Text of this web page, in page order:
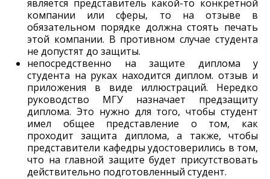
является представитель какой-то конкретной
компании или сферы, то на отзыве в
обязательном порядке должна стоять печать
этой компании. В противном случае студента
не допустят до защиты.
непосредственно на защите диплома у
студента на руках находится диплом. отзыв и
приложения в виде иллюстраций. Нередко
руководство МГУ назначает предзащиту
диплома. Это нужно для того, чтобы студент
имел общее представление о том, как
проходит защита диплома, а также, чтобы
представители кафедры удостоверились в том,
что на главной защите будет присутствовать
действительно подготовленный студент.